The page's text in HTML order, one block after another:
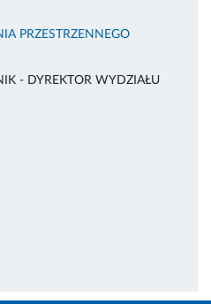
PRZESTRZENNEGO
- DYREKTOR WYDZIAŁU